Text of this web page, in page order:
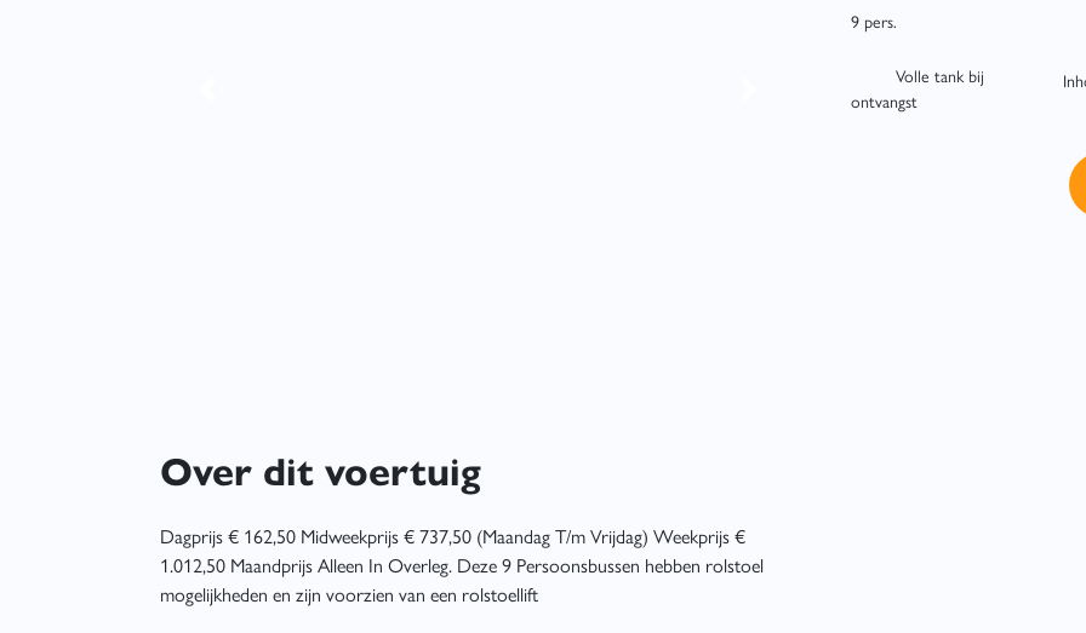
9 pers.
Volle tank bij
ontvangst
Over dit voertuig
Dagprijs € 162,50 Midweekprijs € 737,50 (Maandag T/m Vrijdag) Weekprijs €
1.012,50 Maandprijs Alleen In Overleg. Deze 9 Persoonsbussen hebben rolstoel
mogelijkheden en zijn voorzien van een rolstoellift